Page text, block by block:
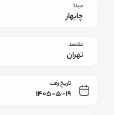
مبدا
چابهار
مقصد
تهران
تاریخ رفت
1405-5-19